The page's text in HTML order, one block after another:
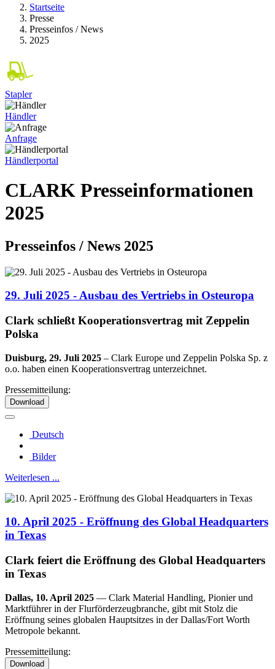
Startseite
Presse
Presseinfos / News
2025
Stapler
Händler
Anfrage
Händlerportal
CLARK Presseinformationen
2025
Presseinfos / News 2025
29. Juli 2025 - Ausbau des Vertriebs in Osteuropa
Clark schließt Kooperationsvertrag mit Zeppelin
Polska
Duisburg, 29. Juli 2025 – Clark Europe und Zeppelin Polska Sp. z
o.o. haben einen Kooperationsvertrag unterzeichnet.
Pressemitteilung:
Download
Deutsch
Bilder
Weiterlesen ...
10. April 2025 - Eröffnung des Global Headquarters
in Texas
Clark feiert die Eröffnung des Global Headquarters
in Texas
Dallas, 10. April 2025 — Clark Material Handling, Pionier und
Marktführer in der Flurförderzeugbranche, gibt mit Stolz die
Eröffnung seines globalen Hauptsitzes in der Dallas/Fort Worth
Metropole bekannt.
Pressemitteilung:
Download